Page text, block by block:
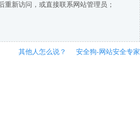
新访问，或直接联系网站管理员；
其他人怎么说？ 安全狗-网站安全专家